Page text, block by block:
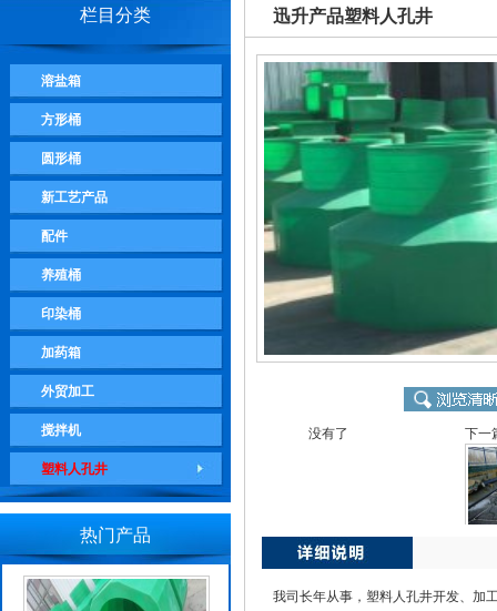
栏目分类
溶盐箱
方形桶
圆形桶
新工艺产品
配件
养殖桶
印染桶
加药箱
外贸加工
搅拌机
塑料人孔井
热门产品
迅升产品塑料人孔井
没有了 下一
我司长年从事，塑料人孔井开发、加